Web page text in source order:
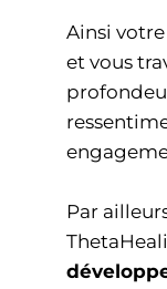
Ainsi
et vous
Par